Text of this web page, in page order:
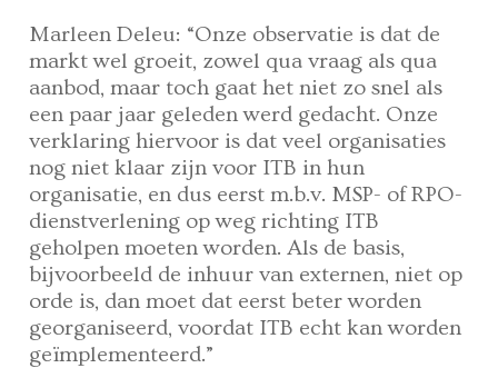
Marleen Deleu: “Onze observatie is dat de
markt wel groeit, zowel qua vraag als qua
aanbod, maar toch gaat het niet zo snel als
een paar jaar geleden werd gedacht. Onze
verklaring hiervoor is dat veel organisaties
nog niet klaar zijn voor ITB in hun
organisatie, en dus eerst m.b.v. MSP- of RPO-
dienstverlening op weg richting ITB
geholpen moeten worden. Als de basis,
bijvoorbeeld de inhuur van externen, niet op
orde is, dan moet dat eerst beter worden
georganiseerd, voordat ITB echt kan worden
geïmplementeerd.”